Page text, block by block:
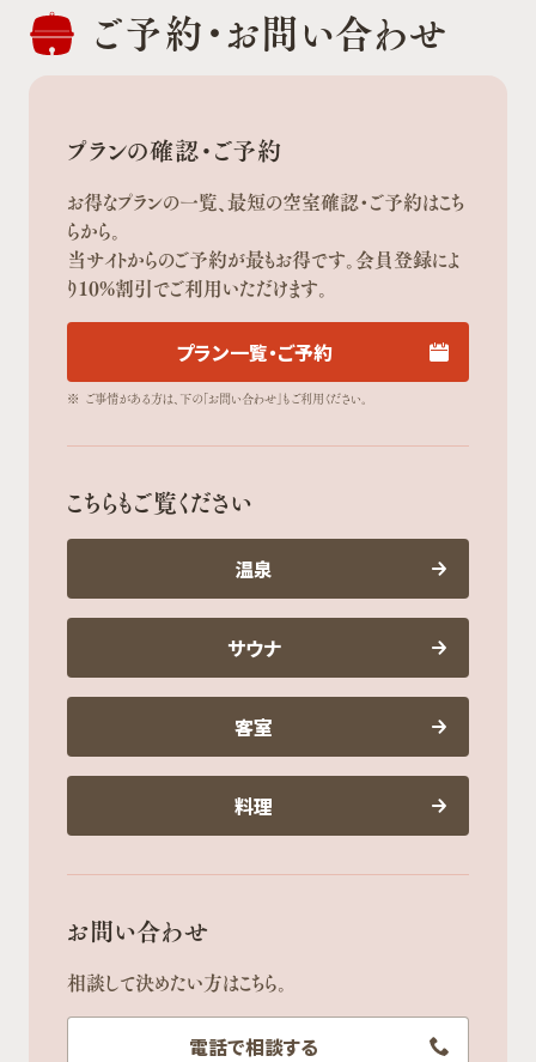
ご予約・お問い合わせ
プランの確認・ご予約
お得なプランの一覧、最短の空室確認・ご予約はこち
らから。
当サイトからのご予約が最もお得です。会員登録によ
り10%割引でご利用いただけます。
プラン一覧・ご予約
※ ご事情がある方は、下の「お問い合わせ」もご利用ください。
こちらもご覧ください
温泉
サウナ
客室
料理
お問い合わせ
相談して決めたい方はこちら。
電話で相談する